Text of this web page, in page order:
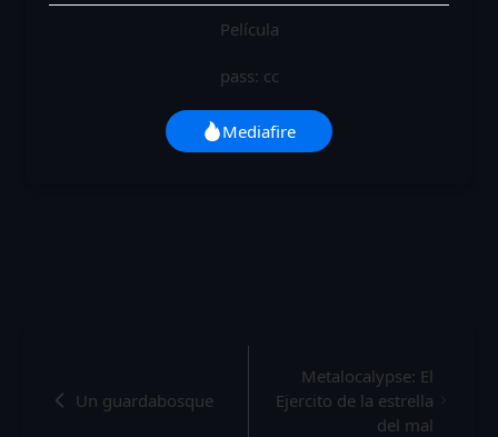
Película
pass: cc
Mediafire
Un guardabosque
Metalocalypse: El
Ejercito de la estrella
del mal